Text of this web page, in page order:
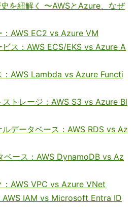
を紐解く 〜AWSとAzure、なぜ
AWS EC2 vs Azure VM
ス：AWS ECS/EKS vs Azure A
：AWS Lambda vs Azure Functi
トレージ：AWS S3 vs Azure Bl
データベース：AWS RDS vs Az
ベース：AWS DynamoDB vs Az
AWS VPC vs Azure VNet
AWS IAM vs Microsoft Entra ID